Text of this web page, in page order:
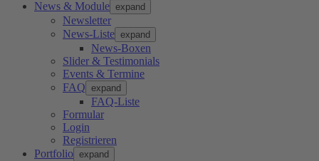
News & Module expand
Newsletter
News-Liste expand
News-Boxen
Slider & Testimonials
Events & Termine
FAQ expand
FAQ-Liste
Formular
Login
Registrieren
Portfolio expand